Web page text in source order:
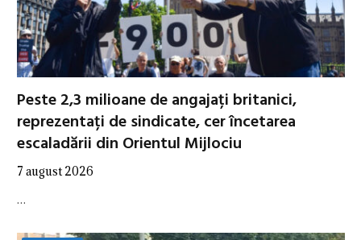
Peste 2,3 milioane de angajați britanici,
reprezentați de sindicate, cer încetarea
escaladării din Orientul Mijlociu
7 august 2026
…